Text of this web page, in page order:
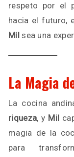
respeto por el
hacia el futuro,
Milsea una
La Magia
La cocina
riqueza, y Mil
magia de la
para